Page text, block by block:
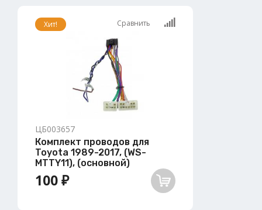
Хит! Сравнить
ЦБ003657
Комплект проводов для
Toyota 1989-2017, (WS-
MTTY11), (основной)
100 ₽